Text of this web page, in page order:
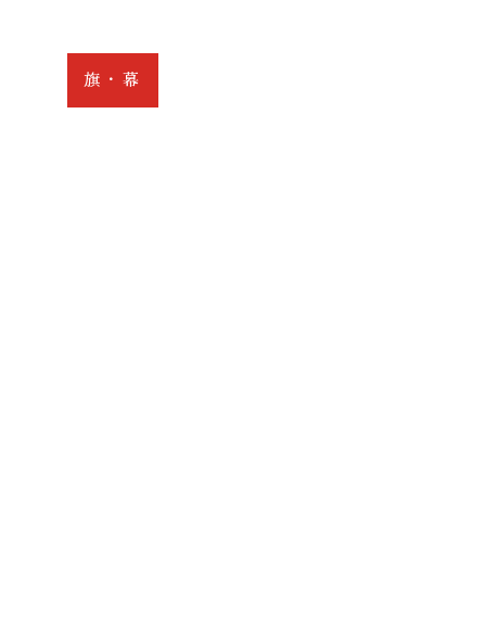
旗・幕